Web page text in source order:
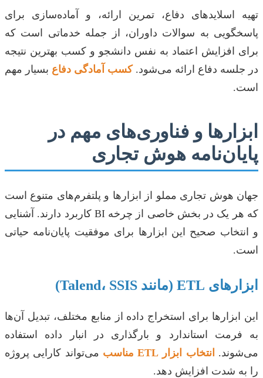
تهیه اسلایدهای دفاع، تمرین ارائه، و آماده‌سازی برای
پاسخگویی به سوالات داوران، از جمله خدماتی است که
برای افزایش اعتماد به نفس دانشجو و کسب بهترین نتیجه
در جلسه دفاع ارائه می‌شود.کسب آمادگی دفاع بسیار مهم
است.
ابزارها و فناوری‌های مهم در
پایان‌نامه هوش تجاری
جهان هوش تجاری مملو از ابزارها و پلتفرم‌های متنوع است
که هر یک در بخش خاصی از چرخه BI کاربرد دارند. آشنایی
و انتخاب صحیح این ابزارها برای موفقیت پایان‌نامه حیاتی
است.
ابزارهای ETL (مانند Talend، SSIS)
این ابزارها برای استخراج داده از منابع مختلف، تبدیل آن‌ها
به فرمت استاندارد و بارگذاری در انبار داده استفاده
می‌شوند. انتخاب ابزار ETL مناسب
می‌تواند کارایی پروژه
را به شدت افزایش دهد.